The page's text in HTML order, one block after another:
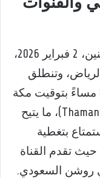
اليوم الاثنين، 2 فبراير 2026،
وتنطلق
صافرة البداية في تمام الساعة 8:30 مساءً بتوقيت مكة
المكرمة، وتبث عبر قناة ثمانية (Thamanyah)، ما يتيح
بتغطية
حيث تقدم القناة
روشن السعودي.